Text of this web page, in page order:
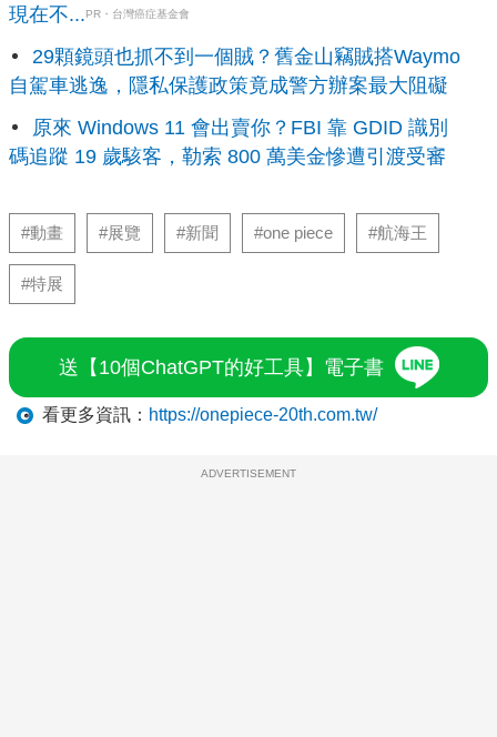
現在不...PR・台灣癌症基金會
29顆鏡頭也抓不到一個賊？舊金山竊賊搭Waymo
自駕車逃逸，隱私保護政策竟成警方辦案最大阻礙
原來 Windows 11 會出賣你？FBI 靠 GDID 識別
碼追蹤 19 歲駭客，勒索 800 萬美金慘遭引渡受審
#動畫 #展覽 #新聞 #one piece #航海王
#特展
送【10個ChatGPT的好工具】電子書
看更多資訊： https://onepiece-20th.com.tw/
ADVERTISEMENT